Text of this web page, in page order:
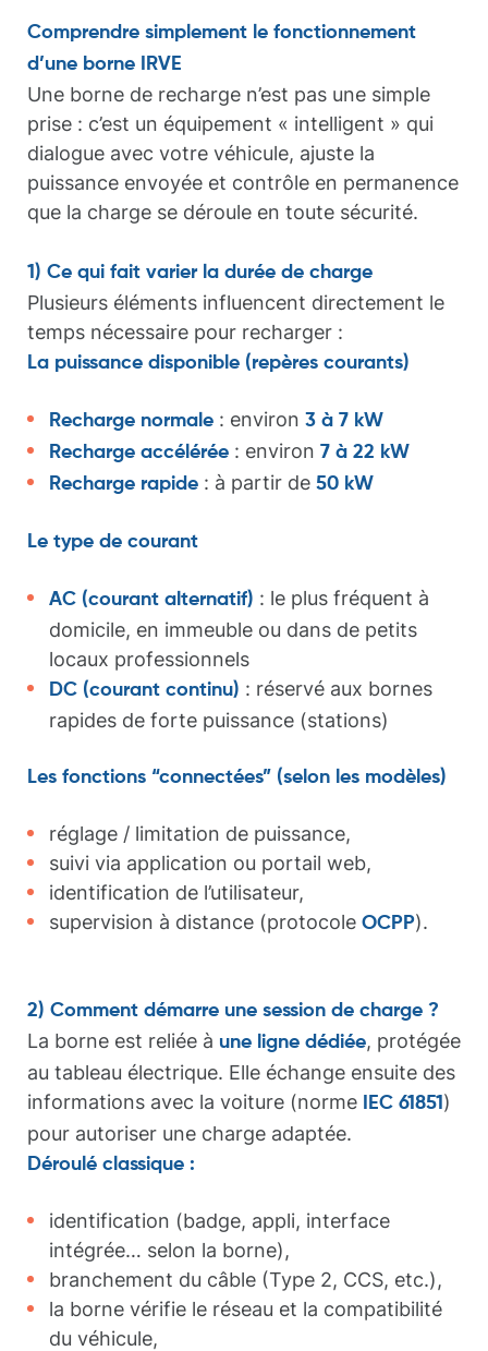
Comprendre simplement le fonctionnement
d’une borne IRVE
Une borne de recharge n’est pas une simple
prise : c’est un équipement « intelligent » qui
dialogue avec votre véhicule, ajuste la
puissance envoyée et contrôle en permanence
que la charge se déroule en toute sécurité.
1) Ce qui fait varier la durée de charge
Plusieurs éléments influencent directement le
temps nécessaire pour recharger :
La puissance disponible (repères courants)
Recharge normale : environ 3 à 7 kW
Recharge accélérée : environ 7 à 22 kW
Recharge rapide : à partir de 50 kW
Le type de courant
AC (courant alternatif) : le plus fréquent à
domicile, en immeuble ou dans de petits
locaux professionnels
DC (courant continu) : réservé aux bornes
rapides de forte puissance (stations)
Les fonctions “connectées” (selon les modèles)
réglage / limitation de puissance,
suivi via application ou portail web,
identification de l’utilisateur,
supervision à distance (protocole OCPP).
2) Comment démarre une session de charge ?
La borne est reliée à une ligne dédiée, protégée
au tableau électrique. Elle échange ensuite des
informations avec la voiture (norme
IEC 61851 )
pour autoriser une charge adaptée.
Déroulé classique :
identification (badge, appli, interface
intégrée… selon la borne),
branchement du câble (Type 2, CCS, etc.),
la borne vérifie le réseau et la compatibilité
du véhicule,